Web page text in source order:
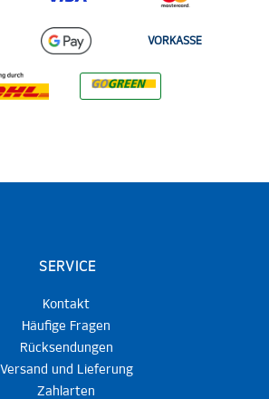
VORKASSE
SERVICE
Kontakt
Häufige Fragen
Rücksendungen
Versand und Lieferung
Zahlarten